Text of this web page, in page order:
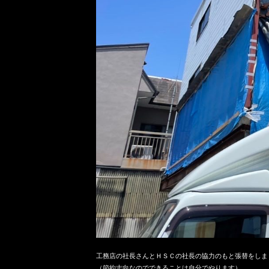
工務店の社長さんとＨＳＣの社長の協力のもと張替をし